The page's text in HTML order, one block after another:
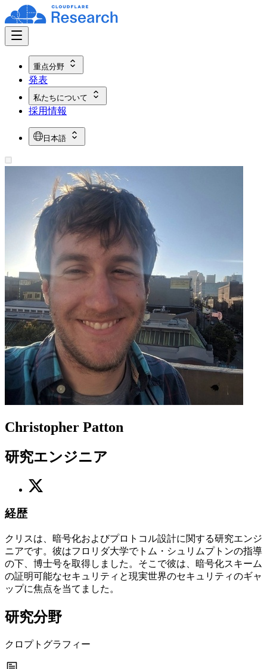
重点分野
発表
私たちについて
採用情報
日本語
Christopher Patton
研究エンジニア
経歴
クリスは、暗号化およびプロトコル設計に関する研究エンジ
ニアです。彼はフロリダ大学でトム・シュリムプトンの指導
の下、博士号を取得しました。そこで彼は、暗号化スキーム
の証明可能なセキュリティと現実世界のセキュリティのギャ
ップに焦点を当てました。
研究分野
クロプトグラフィー